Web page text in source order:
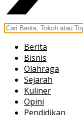
Berita
Bisnis
Olahraga
Sejarah
Kuliner
Opini
Pendidikan